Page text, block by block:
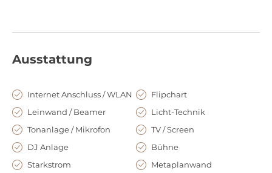
Platz bis zu 1500 Personen, in einmaliger Kulisse.
Verwöhnen Sie Ihre Gäste mit erstklassigen Speisen und
Getränken aus dem hauseigenen Restaurant Steinsee, mit
internationalen Produkten.
Ausstattung
Internet Anschluss / WLAN
Flipchart
Leinwand / Beamer
Licht-Technik
Tonanlage / Mikrofon
TV / Screen
DJ Anlage
Bühne
Starkstrom
Metaplanwand